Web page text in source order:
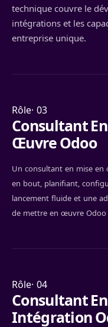
technique couvre le
intégrations et les
entreprise unique.
Rôle· 03
Consultant
Œuvre Odoo
Un consultant en mise
en bout, planifiant,
lancement fluide et une
de mettre en œuvre Odoo
Rôle· 04
Consultant En
Intégration